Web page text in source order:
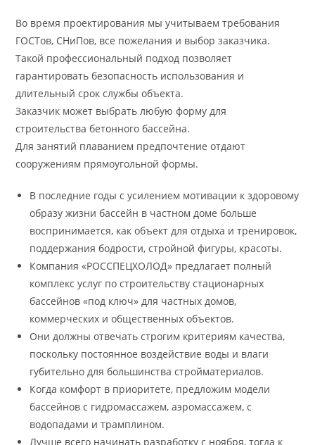
Во время проектирования мы учитываем требования
ГОСТов, СНиПов, все пожелания и выбор заказчика.
Такой профессиональный подход позволяет
гарантировать безопасность использования и
длительный срок службы объекта.
Заказчик может выбрать любую форму для
строительства бетонного бассейна.
Для занятий плаванием предпочтение отдают
сооружениям прямоугольной формы.
В последние годы с усилением мотивации к здоровому
образу жизни бассейн в частном доме больше
воспринимается, как объект для отдыха и тренировок,
поддержания бодрости, стройной фигуры, красоты.
Компания «РОССПЕЦХОЛОД» предлагает полный
комплекс услуг по строительству стационарных
бассейнов «под ключ» для частных домов,
коммерческих и общественных объектов.
Они должны отвечать строгим критериям качества,
поскольку постоянное воздействие воды и влаги
губительно для большинства стройматериалов.
Когда комфорт в приоритете, предложим модели
бассейнов с гидромассажем, аэромассажем, с
водопадами и трамплином.
Лучше всего начинать разработку с ноября, тогда к